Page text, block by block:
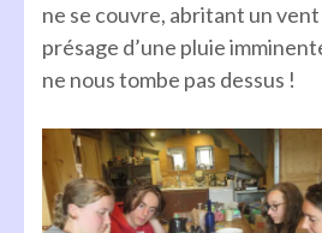
ne se couvre, abritant un
présage d’une pluie
ne nous tombe pas dessus !